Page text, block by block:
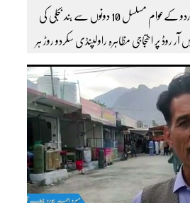
سکردو بگاردو ،قمراہ، شکور آباد بگاردو کےعوام مسلسل 10 دونوں سے بند بجلی کی
پر احتجاجی مظاہرہ راولپنڈی سکردو روڑ ہر
اپڈیٹس کے لیے ہمارے یوٹیوب چینل کو